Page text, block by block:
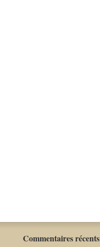
Commentaires récents